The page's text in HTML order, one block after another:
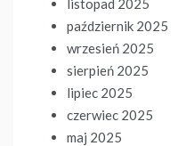
listopad 2025
październik 2025
wrzesień 2025
sierpień 2025
lipiec 2025
czerwiec 2025
maj 2025